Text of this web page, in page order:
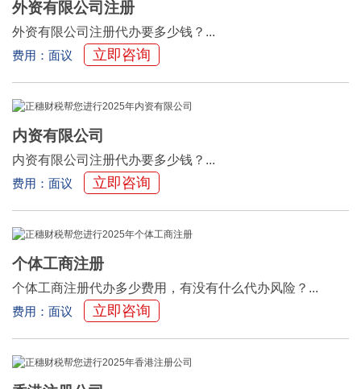
外资有限公司注册
外资有限公司注册代办要多少钱？...
费用：面议
立即咨询
内资有限公司
内资有限公司注册代办要多少钱？...
费用：面议
立即咨询
个体工商注册
个体工商注册代办多少费用，有没有什么代办风险？...
费用：面议
立即咨询